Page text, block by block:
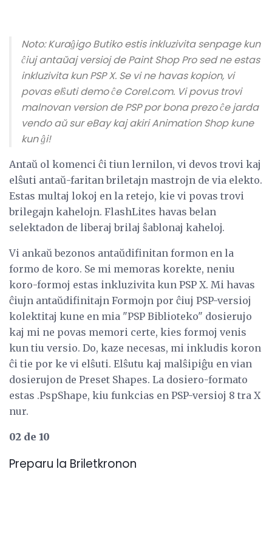
Noto: Kuraĝigo Butiko estis inkluzivita senpage kun
ĉiuj antaŭaj versioj de Paint Shop Pro sed ne estas
inkluzivita kun PSP X. Se vi ne havas kopion, vi
povas elŝuti demo ĉe Corel.com. Vi povus trovi
malnovan version de PSP por bona prezo ĉe jarda
vendo aŭ sur eBay kaj akiri Animation Shop kune
kun ĝi!
Antaŭ ol komenci ĉi tiun lernilon, vi devos trovi kaj
elŝuti antaŭ-faritan briletajn mastrojn de via elekto.
Estas multaj lokoj en la retejo, kie vi povas trovi
brilegajn kahelojn. FlashLites havas belan
selektadon de liberaj brilaj ŝablonaj kaheloj.
Vi ankaŭ bezonos antaŭdifinitan formon en la
formo de koro. Se mi memoras korekte, neniu
koro-formoj estas inkluzivita kun PSP X. Mi havas
ĉiujn antaŭdifinitajn Formojn por ĉiuj PSP-versioj
kolektitaj kune en mia "PSP Biblioteko" dosierujo
kaj mi ne povas memori certe, kies formoj venis
kun tiu versio. Do, kaze necesas, mi inkludis koron
ĉi tie por ke vi elŝuti. Elŝutu kaj malŝipiĝu en vian
dosierujon de Preset Shapes. La dosiero-formato
estas .PspShape, kiu funkcias en PSP-versioj 8 tra X
nur.
02 de 10
Preparu la Briletkronon